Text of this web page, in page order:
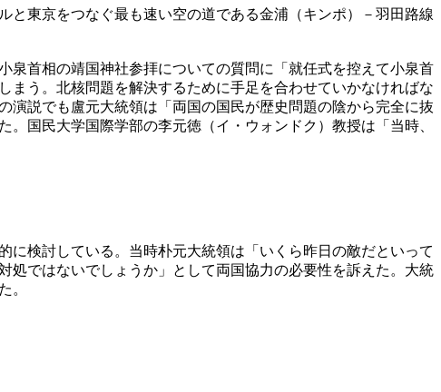
東京をつなぐ最も速い空の道である金浦（キンポ）－羽田路線
泉首相の靖国神社参拝についての質問に「就任式を控えて小泉首
う。北核問題を解決するために手足を合わせていかなければな
演説でも盧元大統領は「両国の国民が歴史問題の陰から完全に抜
国民大学国際学部の李元徳（イ・ウォンドク）教授は「当時、
検討している。当時朴元大統領は「いくら昨日の敵だといって
処ではないでしょうか」として両国協力の必要性を訴えた。大統
。